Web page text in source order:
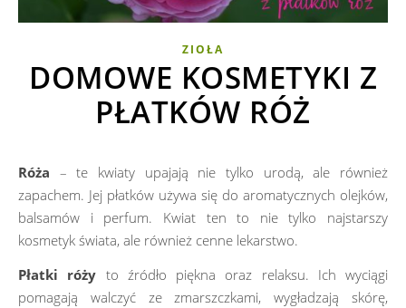
ZIOŁA
DOMOWE KOSMETYKI Z
PŁATKÓW RÓŻ
Róża – te kwiaty upajają nie tylko urodą, ale również
zapachem. Jej płatków używa się do aromatycznych olejków,
balsamów i perfum. Kwiat ten to nie tylko najstarszy
kosmetyk świata, ale również cenne lekarstwo.
Płatki róży to źródło piękna oraz relaksu. Ich wyciągi
pomagają walczyć ze zmarszczkami, wygładzają skórę,